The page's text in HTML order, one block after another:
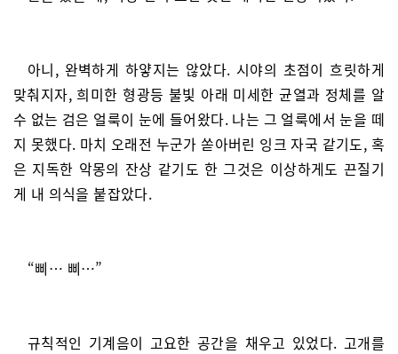
아니, 완벽하게 하얗지는 않았다. 시야의 초점이 흐릿하게
맞춰지자, 희미한 형광등 불빛 아래 미세한 균열과 정체를 알
수 없는 검은 얼룩이 눈에 들어왔다. 나는 그 얼룩에서 눈을 떼
지 못했다. 마치 오래전 누군가 쏟아버린 잉크 자국 같기도, 혹
은 지독한 악몽의 잔상 같기도 한 그것은 이상하게도 끈질기
게 내 의식을 붙잡았다.
“삐… 삐…”
규칙적인 기계음이 고요한 공간을 채우고 있었다. 고개를